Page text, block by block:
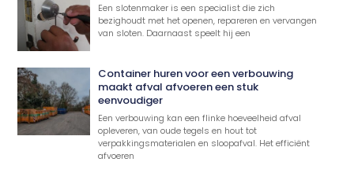
Een slotenmaker is een specialist die zich
bezighoudt met het openen, repareren en vervangen
van sloten. Daarnaast speelt hij een
Container huren voor een verbouwing
maakt afval afvoeren een stuk
eenvoudiger
Een verbouwing kan een flinke hoeveelheid afval
opleveren, van oude tegels en hout tot
verpakkingsmaterialen en sloopafval. Het efficiënt
afvoeren